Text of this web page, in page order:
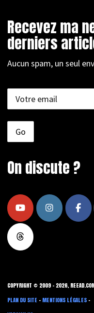
Recevez ma
derniers
Aucun spam, un seul
On discute ?
COPYRIGHT © 2009 - 2026,
PLAN DU SITE - MENTIONS LÉGALES -